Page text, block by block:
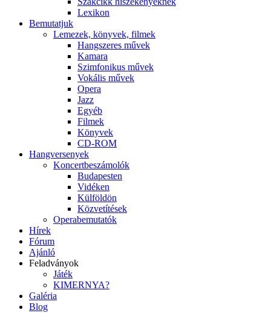
Lexikon
Bemutatjuk
Lemezek, könyvek, filmek
Hangszeres művek
Kamara
Szimfonikus művek
Vokális művek
Opera
Jazz
Egyéb
Filmek
Könyvek
CD-ROM
Hangversenyek
Koncertbeszámolók
Budapesten
Vidéken
Külföldön
Közvetítések
Operabemutatók
Hírek
Fórum
Ajánló
Feladványok
Játék
KIMERNYA?
Galéria
Blog